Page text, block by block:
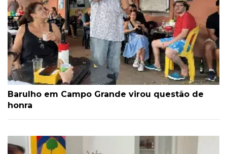
Barulho em Campo Grande virou questão de
honra